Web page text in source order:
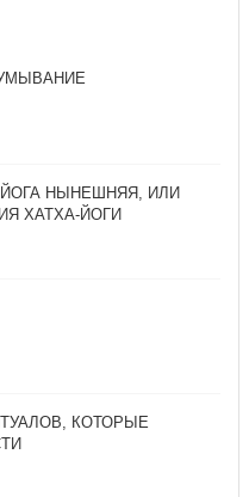
НЫНЕШНЯЯ, ИЛИ
ХАТХА-ЙОГИ
КОТОРЫЕ